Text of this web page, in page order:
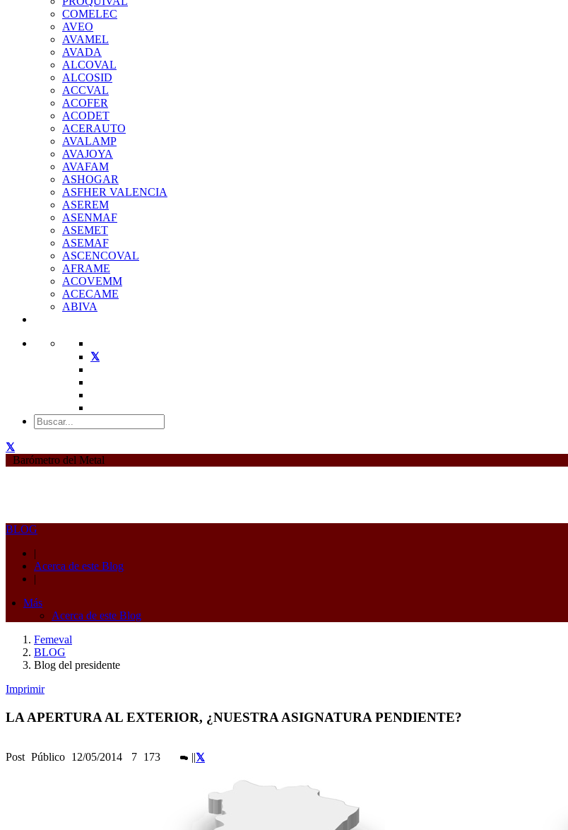
COMELEC
AVEO
AVAMEL
AVADA
ALCOVAL
ALCOSID
ACCVAL
ACOFER
ACODET
ACERAUTO
AVALAMP
AVAJOYA
AVAFAM
ASHOGAR
ASFHER VALENCIA
ASEREM
ASENMAF
ASEMET
ASEMAF
ASCENCOVAL
AFRAME
ACOVEMM
ACECAME
ABIVA
Barómetro del Metal
BLOG
|
Acerca de este Blog
|
Más
Acerca de este Blog
Femeval
BLOG
Blog del presidente
Imprimir
LA APERTURA AL EXTERIOR, ¿NUESTRA ASIGNATURA PENDIENTE?
Post Público 12/05/2014 7 173 ||